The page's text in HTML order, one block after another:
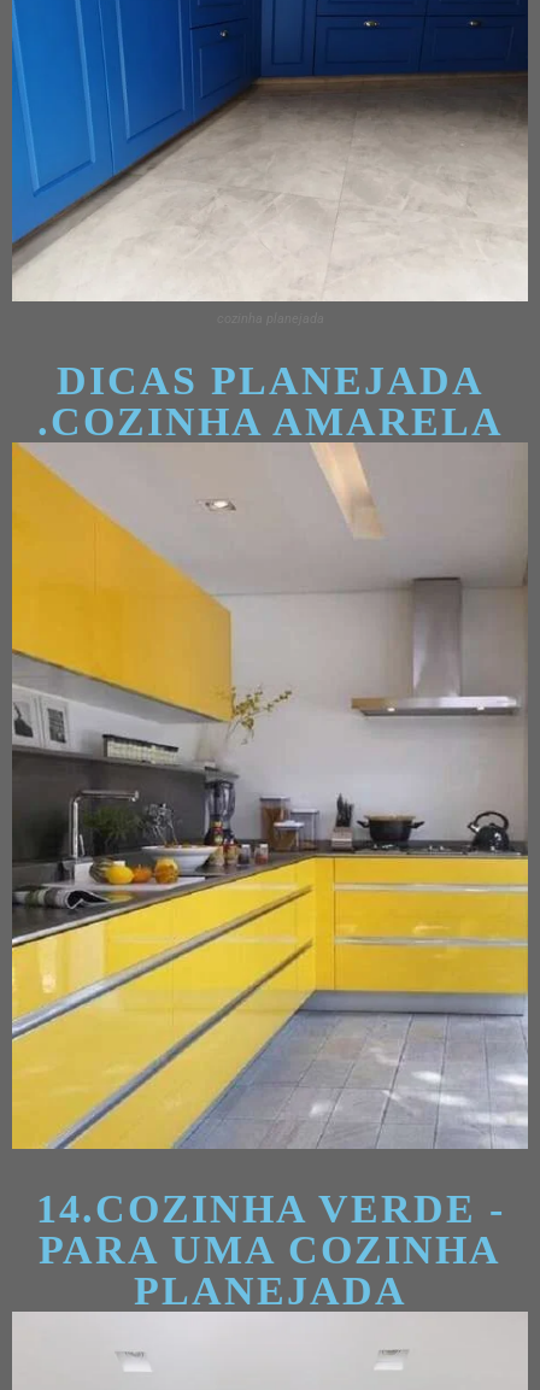
DICAS PLANEJADA
.COZINHA AMARELA
14.COZINHA VERDE -
PARA UMA COZINHA
PLANEJADA